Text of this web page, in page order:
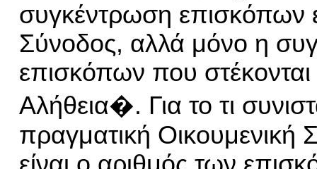
συγκέντρωση επισκόπων
Σύνοδος, αλλά μόνο η
επισκόπων που
Αλήθεια�. Για το τι
πραγματική Οικουμενική